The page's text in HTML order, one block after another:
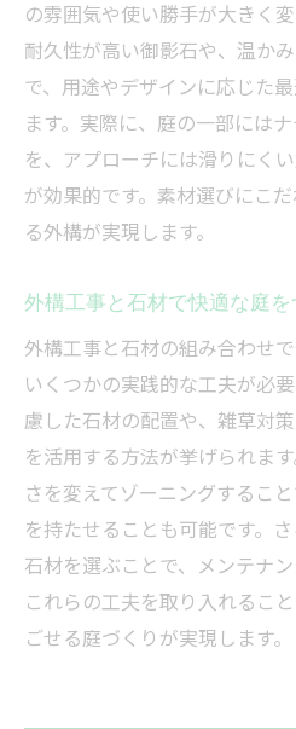
の雰囲気や使い勝手が大きく
耐久性が高い御影石や、温か
で、用途やデザインに応じた
ます。実際に、庭の一部には
を、アプローチには滑りにく
が効果的です。素材選びにこ
る外構が実現します。
外構工事と石材で快適な庭
外構工事と石材の組み合わせ
いくつかの実践的な工夫が必
慮した石材の配置や、雑草対
を活用する方法が挙げられま
さを変えてゾーニングするこ
を持たせることも可能です。
石材を選ぶことで、メンテナ
これらの工夫を取り入れるこ
ごせる庭づくりが実現します。